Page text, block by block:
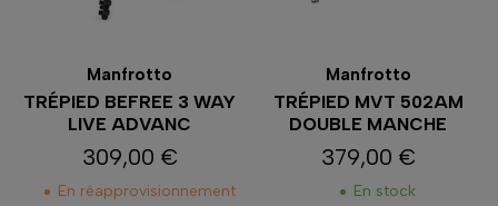
Manfrotto
TRÉPIED BEFREE 3 WAY
LIVE ADVANC
Prix
309,00 €
En réapprovisionnement
Manfrotto
TRÉPIED MVT 502AM
DOUBLE MANCHE
Prix
379,00 €
En stock